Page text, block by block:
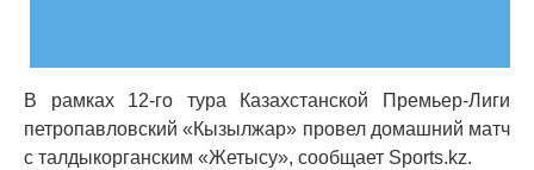
В рамках 12-го тура Казахстанской Премьер-Лиги
петропавловский «Кызылжар» провел домашний матч
с талдыкорганским «Жетысу», сообщает Sports.kz.